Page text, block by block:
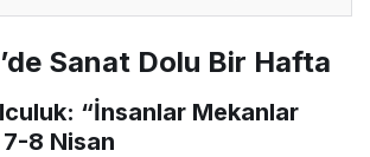
Sanat Dolu Bir Hafta
“İnsanlar Mekanlar
8 Nisan